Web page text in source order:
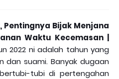
Pentingnya Bijak Menjana
Waktu Kecemasan |
2022 ni adalah tahun yang
dan suami. Banyak dugaan
tubi di pertengahan